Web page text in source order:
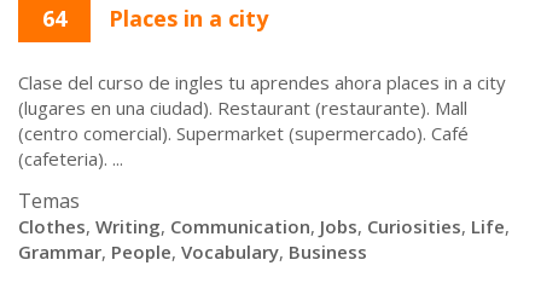
64 Places in a city
Clase del curso de ingles tu aprendes ahora places in a city
(lugares en una ciudad). Restaurant (restaurante). Mall
(centro comercial). Supermarket (supermercado). Café
(cafeteria). ...
Temas
Clothes, Writing, Communication, Jobs, Curiosities, Life,
Grammar, People, Vocabulary, Business